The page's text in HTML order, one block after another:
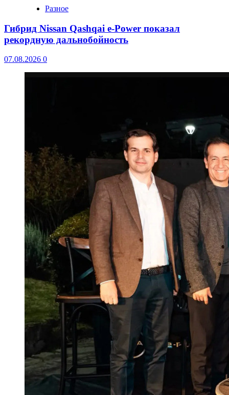
Разное
Гибрид Nissan Qashqai e-Power показал
рекордную дальнобойность
07.08.2026 0